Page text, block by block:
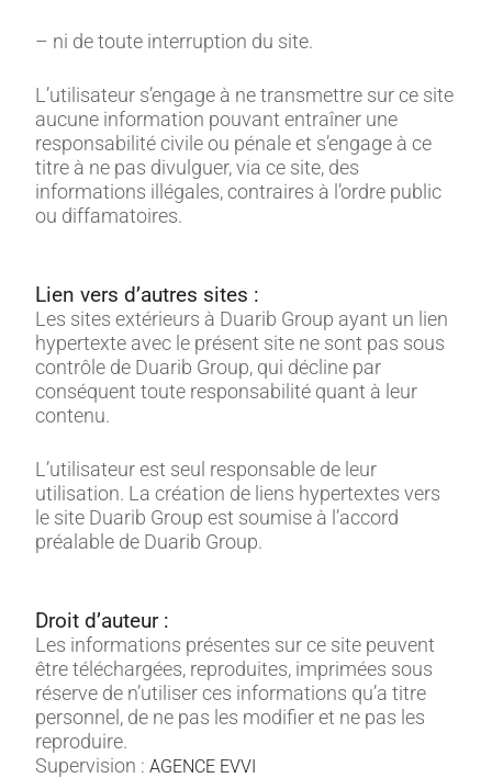
– ni de toute interruption du site.
L’utilisateur s’engage à ne transmettre sur ce site
aucune information pouvant entraîner une
responsabilité civile ou pénale et s’engage à ce
titre à ne pas divulguer, via ce site, des
informations illégales, contraires à l’ordre public
ou diffamatoires.
Lien vers d’autres sites :
Les sites extérieurs à Duarib Group ayant un lien
hypertexte avec le présent site ne sont pas sous
contrôle de Duarib Group, qui décline par
conséquent toute responsabilité quant à leur
contenu.
L’utilisateur est seul responsable de leur
utilisation. La création de liens hypertextes vers
le site Duarib Group est soumise à l’accord
préalable de Duarib Group.
Droit d’auteur :
Les informations présentes sur ce site peuvent
être téléchargées, reproduites, imprimées sous
réserve de n’utiliser ces informations qu’a titre
personnel, de ne pas les modifier et ne pas les
reproduire.
Supervision : AGENCE EVVI